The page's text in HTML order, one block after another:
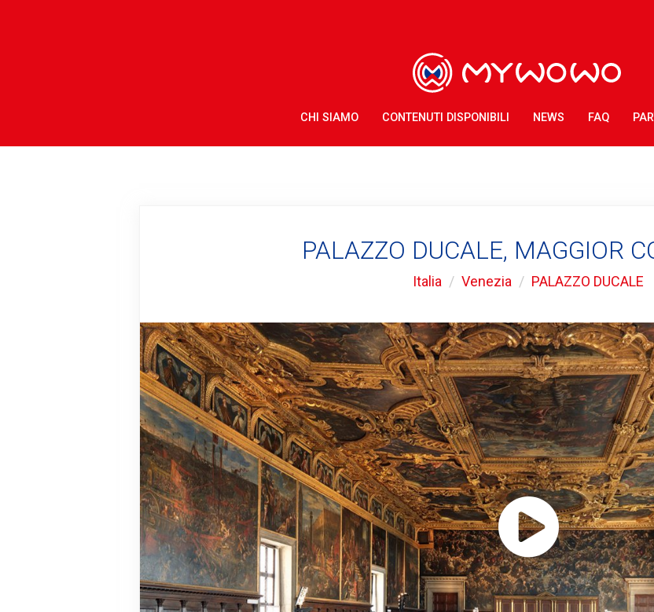
CHI SIAMO CONTENUTI DISPONIBILI NEWS FAQ
PALAZZO DUCALE, MAGGIOR
Italia Venezia PALAZZO DUCALE